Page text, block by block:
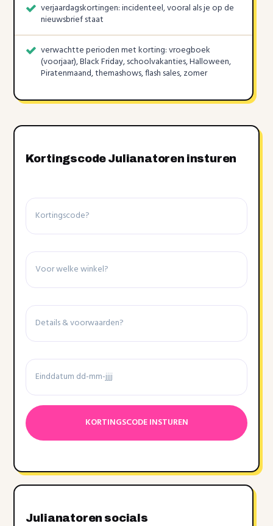
verjaardagskortingen: incidenteel, vooral als je op de
nieuwsbrief staat
verwachtte perioden met korting: vroegboek
(voorjaar), Black Friday, schoolvakanties, Halloween,
Piratenmaand, themashows, flash sales, zomer
Kortingscode Julianatoren insturen
Kortingscode
Winkel
Details
voorwaarden
Einddatum
Datumnotatie:DD
dash
MM
dash
Julianatoren socials